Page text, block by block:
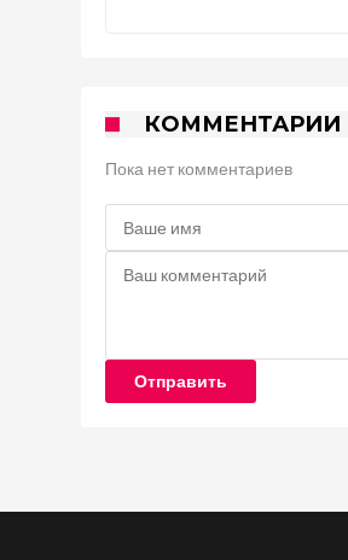
КОММЕНТАРИИ
Пока нет комментариев
Отправить